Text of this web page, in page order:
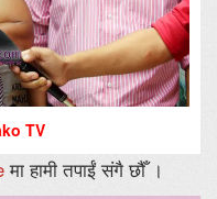
TV
मा हामी तपाईं संगै छौँ ।